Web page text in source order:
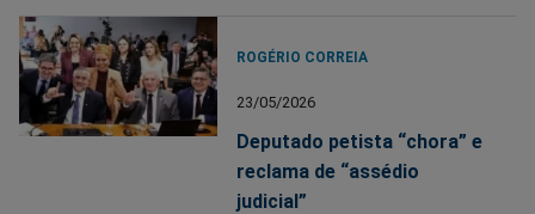
ROGÉRIO CORREIA
23/05/2026
Deputado petista “chora” e
reclama de “assédio
judicial”